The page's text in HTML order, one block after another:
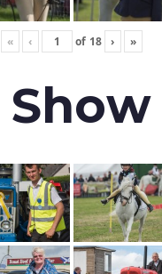
« ‹ of 18 › »
Show